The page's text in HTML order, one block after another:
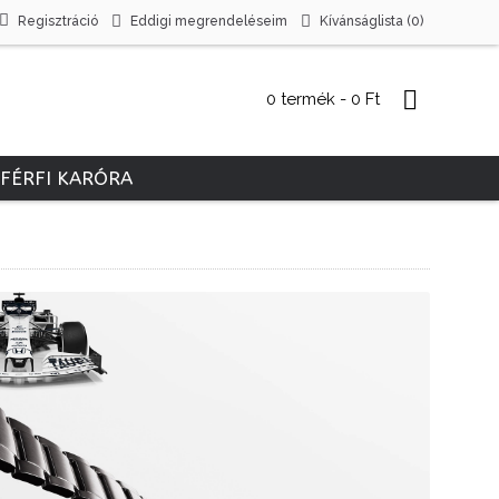
Regisztráció Eddigi megrendeléseim Kívánságlista (0)
0 termék - 0 Ft
FÉRFI KARÓRA